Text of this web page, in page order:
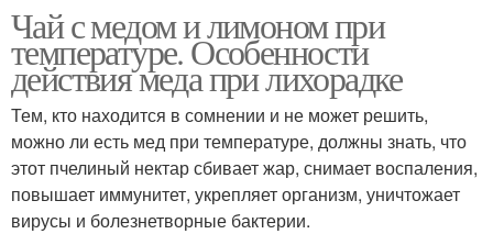
Чай с медом и лимоном при
температуре. Особенности
действия меда при лихорадке
Тем, кто находится в сомнении и не может решить,
можно ли есть мед при температуре, должны знать, что
этот пчелиный нектар сбивает жар, снимает воспаления,
повышает иммунитет, укрепляет организм, уничтожает
вирусы и болезнетворные бактерии.